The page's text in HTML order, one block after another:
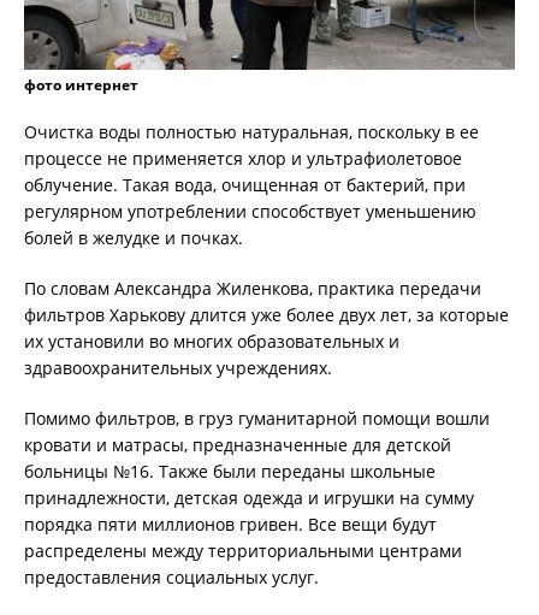
фото интернет
Очистка воды полностью натуральная, поскольку в ее
процессе не применяется хлор и ультрафиолетовое
облучение. Такая вода, очищенная от бактерий, при
регулярном употреблении способствует уменьшению
болей в желудке и почках.
По словам Александра Жиленкова, практика передачи
фильтров Харькову длится уже более двух лет, за которые
их установили во многих образовательных и
здравоохранительных учреждениях.
Помимо фильтров, в груз гуманитарной помощи вошли
кровати и матрасы, предназначенные для детской
больницы №16. Также были переданы школьные
принадлежности, детская одежда и игрушки на сумму
порядка пяти миллионов гривен. Все вещи будут
распределены между территориальными центрами
предоставления социальных услуг.